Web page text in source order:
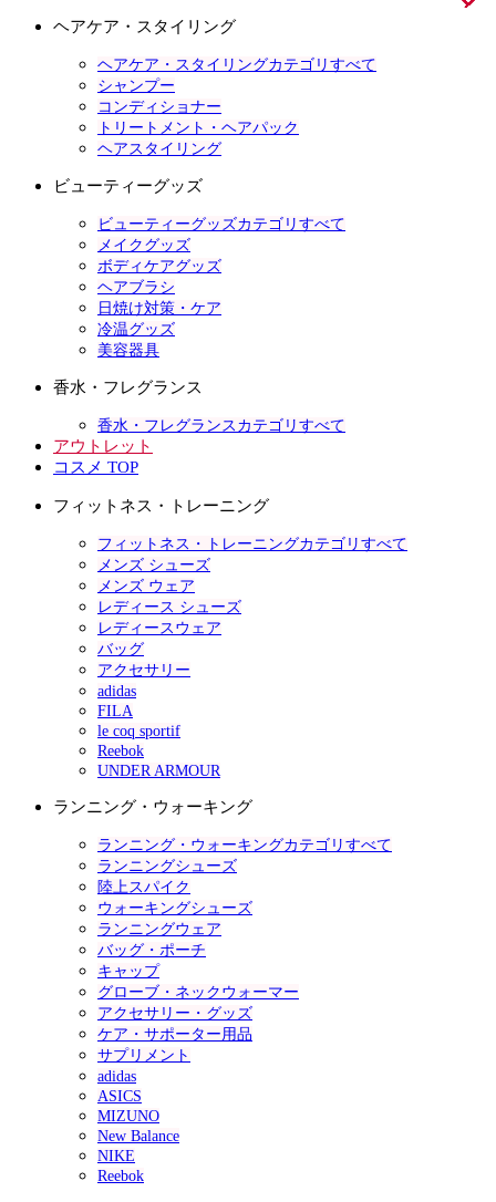
ヘアケア・スタイリング
ヘアケア・スタイリングカテゴリすべて
シャンプー
コンディショナー
トリートメント・ヘアパック
ヘアスタイリング
ビューティーグッズ
ビューティーグッズカテゴリすべて
メイクグッズ
ボディケアグッズ
ヘアブラシ
日焼け対策・ケア
冷温グッズ
美容器具
香水・フレグランス
香水・フレグランスカテゴリすべて
アウトレット
コスメ TOP
フィットネス・トレーニング
フィットネス・トレーニングカテゴリすべて
メンズ シューズ
メンズ ウェア
レディース シューズ
レディースウェア
バッグ
アクセサリー
adidas
FILA
le coq sportif
Reebok
UNDER ARMOUR
ランニング・ウォーキング
ランニング・ウォーキングカテゴリすべて
ランニングシューズ
陸上スパイク
ウォーキングシューズ
ランニングウェア
バッグ・ポーチ
キャップ
グローブ・ネックウォーマー
アクセサリー・グッズ
ケア・サポーター用品
サプリメント
adidas
ASICS
MIZUNO
New Balance
NIKE
Reebok